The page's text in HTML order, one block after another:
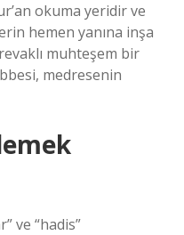
okuma yeridir ve
hemen yanına inşa
muhteşem bir
medresenin
ve “hadis”